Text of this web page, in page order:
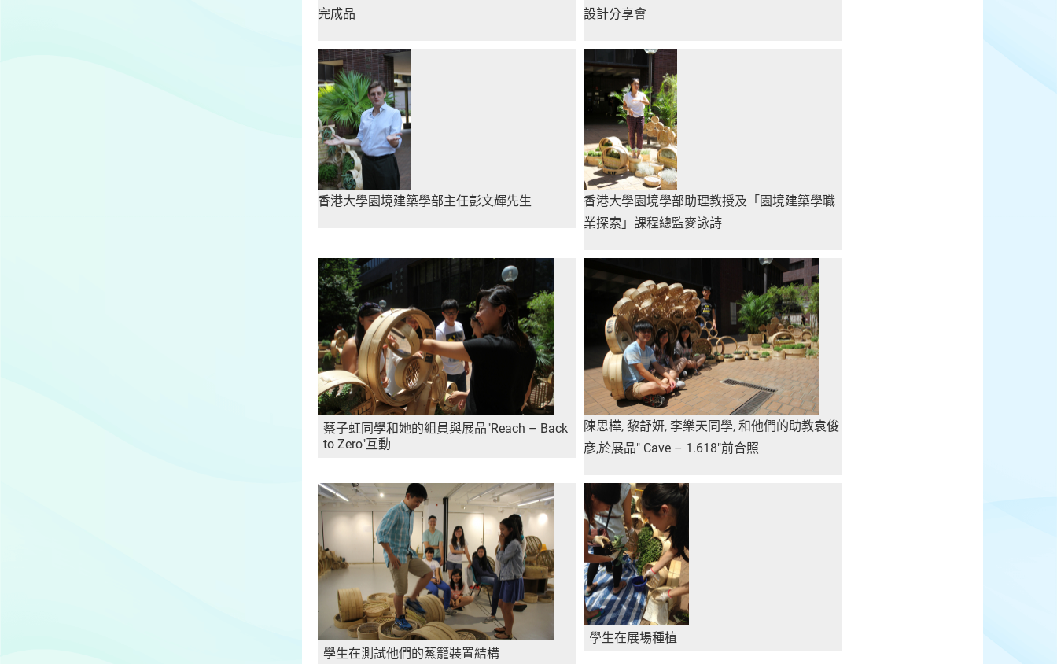
完成品
設計分享會
香港大學園境建築學部主任彭文輝先生
香港大學園境學部助理教授及「園境建築學職
業探索」課程總監麥詠詩
蔡子虹同學和她的組員與展品"Reach – Back
to Zero"互動
陳思樺, 黎舒妍, 李樂天同學, 和他們的助教袁俊
彦,於展品" Cave – 1.618"前合照
學生在測試他們的蒸籠裝置結構
學生在展場種植